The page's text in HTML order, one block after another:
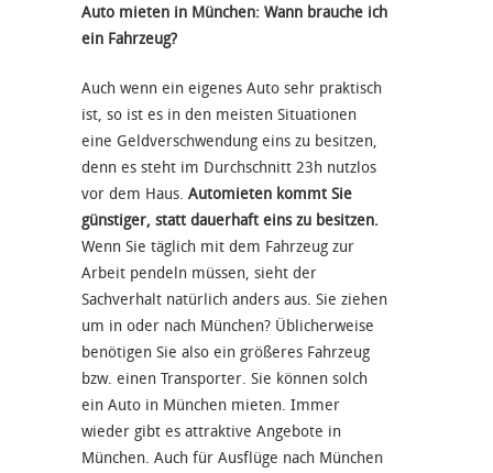
Auto mieten in München: Wann brauche ich
ein Fahrzeug?
Auch wenn ein eigenes Auto sehr praktisch
ist, so ist es in den meisten Situationen
eine Geldverschwendung eins zu besitzen,
denn es steht im Durchschnitt 23h nutzlos
vor dem Haus. Automieten kommt Sie
günstiger, statt dauerhaft eins zu besitzen.
Wenn Sie täglich mit dem Fahrzeug zur
Arbeit pendeln müssen, sieht der
Sachverhalt natürlich anders aus. Sie ziehen
um in oder nach München? Üblicherweise
benötigen Sie also ein größeres Fahrzeug
bzw. einen Transporter. Sie können solch
ein Auto in München mieten. Immer
wieder gibt es attraktive Angebote in
München. Auch für Ausflüge nach München